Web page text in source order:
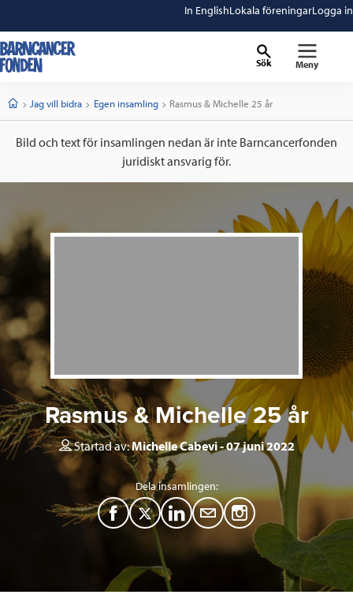
In EnglishLokala föreningarLogga in
Sök Meny
StartJag vill bidra Egen insamling Current:
Rasmus & Michelle 25 år
Bild och text för insamlingen nedan är inte Barncancerfonden
juridiskt ansvarig för.
Rasmus & Michelle 25 år
Startad av:Michelle Cabevi 07 juni 2022
Dela insamlingen:
F
c
T
w
i
L
M
a